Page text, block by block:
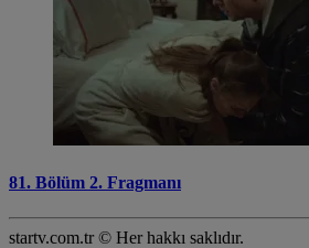
81. Bölüm 2. Fragmanı
startv.com.tr © Her hakkı saklıdır.